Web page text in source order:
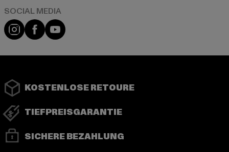
Instagram
FacebookYouTube
KOSTENLOSE RETOURE
TIEFPREISGARANTIE
SICHERE BEZAHLUNG